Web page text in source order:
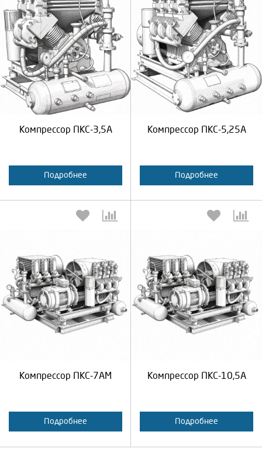
Компрессор ПКС-3,5А
Подробнее
Выберите количество:
Продолжить Отмена
Компрессор ПКС-5,25А
Подробнее
Выберите количество:
Продолжить Отмена
Компрессор ПКС-7АМ
Подробнее
Выберите количество:
Компрессор ПКС-10,5А
Подробнее
Выберите количество: